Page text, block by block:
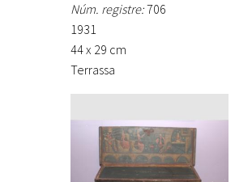
Núm. registre:706
1931
44 x 29 cm
Terrassa